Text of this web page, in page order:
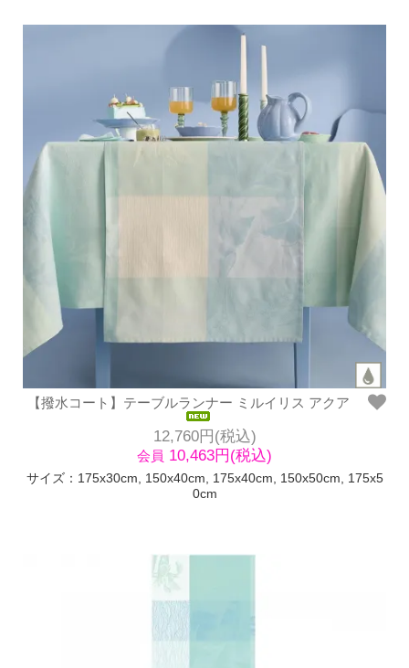
【撥水コート】テーブルランナー ミルイリス アクア
12,760円(税込)
会員 10,463円(税込)
サイズ：175x30cm, 150x40cm, 175x40cm, 150x50cm, 175x5
0cm